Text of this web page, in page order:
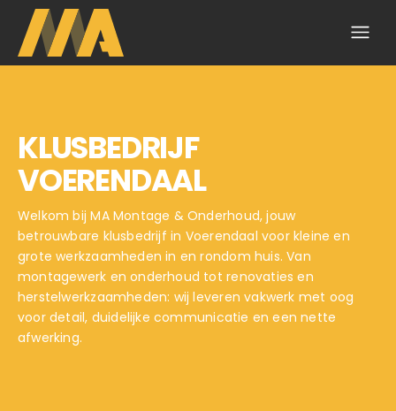
KLUSBEDRIJF
VOERENDAAL
Welkom bij MA Montage & Onderhoud, jouw
betrouwbare klusbedrijf in Voerendaal voor kleine en
grote werkzaamheden in en rondom huis. Van
montagewerk en onderhoud tot renovaties en
herstelwerkzaamheden: wij leveren vakwerk met oog
voor detail, duidelijke communicatie en een nette
afwerking.